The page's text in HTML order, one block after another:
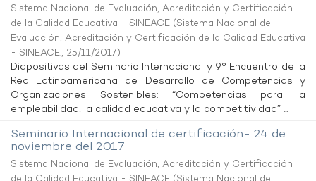
Sistema Nacional de Evaluación, Acreditación y Certificación
de la Calidad Educativa - SINEACE (Sistema Nacional de
Evaluación, Acreditación y Certificación de la Calidad Educativa
- SINEACE., 25/11/2017)
Diapositivas del Seminario Internacional y 9° Encuentro de la
Red Latinoamericana de Desarrollo de Competencias y
Organizaciones Sostenibles: “Competencias para la
empleabilidad, la calidad educativa y la competitividad” ...
Seminario Internacional de certificación- 24 de
noviembre del 2017
Sistema Nacional de Evaluación, Acreditación y Certificación